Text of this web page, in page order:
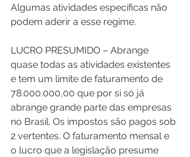
Algumas atividades específicas não
podem aderir a esse regime.
LUCRO PRESUMIDO – Abrange
quase todas as atividades existentes
e tem um limite de faturamento de
78.000.000,00 que por si só já
abrange grande parte das empresas
no Brasil. Os impostos são pagos sob
2 vertentes. O faturamento mensal e
o lucro que a legislação presume